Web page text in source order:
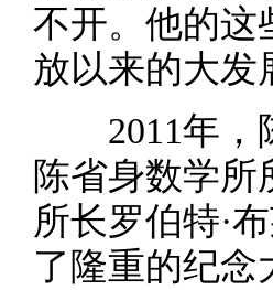
不开。他的这
放以来的大发
2011年，陈
陈省身数学
所长罗伯特·
了隆重的纪念